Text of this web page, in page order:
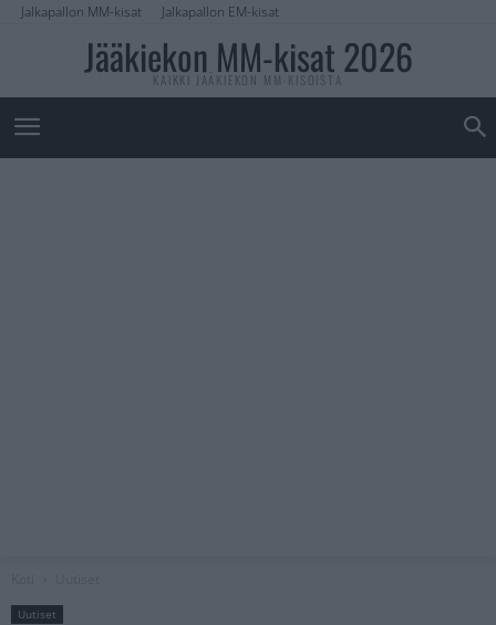
Jalkapallon MM-kisat Jalkapallon EM-kisat
Jääkiekon MM-kisat 2026
KAIKKI JÄÄKIEKON MM-KISOISTA
Uutiset